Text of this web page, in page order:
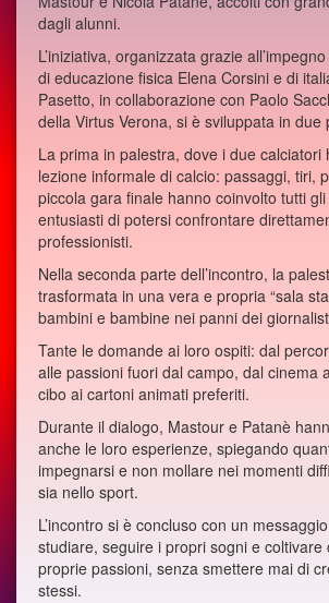
dagli alunni.
L’iniziativa, organizzata grazie
di educazione fisica Elena Corsini e di
Pasetto, in collaborazione con Paolo
della Virtus Verona, si è sviluppata in due
La prima in palestra, dove i due calciatori
lezione informale di calcio: passaggi, tiri,
piccola gara finale hanno coinvolto tutti
entusiasti di potersi confrontare
professionisti.
Nella seconda parte dell’incontro, la
trasformata in una vera e propria “sala
bambini e bambine nei panni dei
Tante le domande ai loro ospiti: dal
alle passioni fuori dal campo, dal cinema
cibo ai cartoni animati preferiti.
Durante il dialogo, Mastour e Patanè
anche le loro esperienze, spiegando
impegnarsi e non mollare nei momenti
sia nello sport.
L’incontro si è concluso con un
studiare, seguire i propri sogni e coltivare
proprie passioni, senza smettere mai di
stessi.